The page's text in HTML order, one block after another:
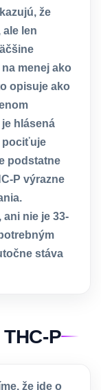
že
ale len
menej ako
opisuje ako
hlásená
pociťuje
podstatne
P výrazne
nie je 33-
stáva
P
že ide o